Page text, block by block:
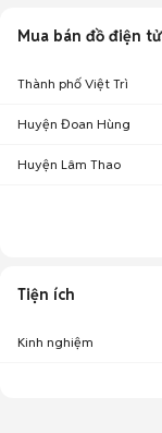
Mua bán đồ điện tử
Thành phố Việt Trì
Huyện Đoan Hùng
Huyện Lâm Thao
Tiện ích
Kinh nghiệm